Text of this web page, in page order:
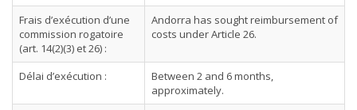
Frais d’exécution d’une
commission rogatoire
(art. 14(2)(3) et 26) :
Andorra has sought reimbursement of
costs under Article 26.
Délai d’exécution :
Between 2 and 6 months,
approximately.